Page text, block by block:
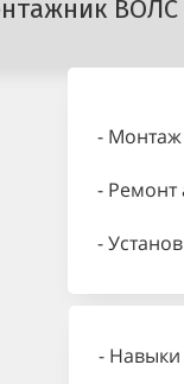
ВОЛС
- Монтаж
- Ремонт
-
-